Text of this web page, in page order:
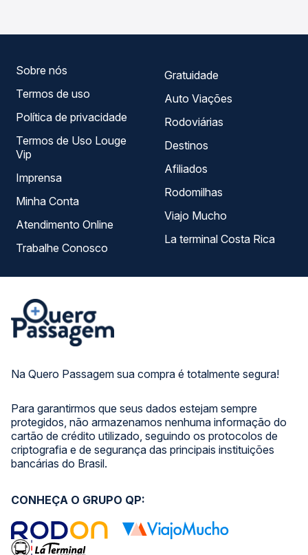
Na Quero Passagem sua compra é totalmente segura!
Para garantirmos que seus dados estejam sempre
protegidos, não armazenamos nenhuma informação do
cartão de crédito utilizado, seguindo os protocolos de
criptografia e de segurança das principais instituições
bancárias do Brasil.
Sobre nós
Termos de uso
Política de privacidade
Termos de Uso Louge
Vip
Imprensa
Minha Conta
Atendimento Online
Trabalhe Conosco
Gratuidade
Auto Viações
Rodoviárias
Destinos
Afiliados
Rodomilhas
Viajo Mucho
La terminal Costa Rica
CONHEÇA O GRUPO QP: